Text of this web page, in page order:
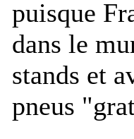
puisque
dans le
stands et
pneus